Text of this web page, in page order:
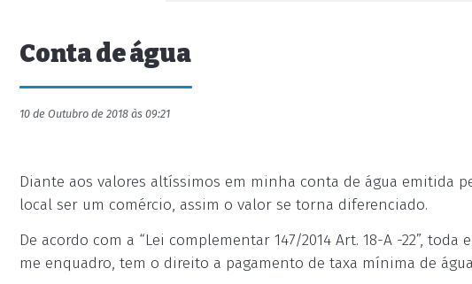
Conta de água
10 de Outubro de 2018 às 09:21
Diante aos valores altíssimos em minha conta de água emitida
local ser um comércio, assim o valor se torna diferenciado.
De acordo com a “Lei complementar 147/2014 Art. 18-A -22”,
me enquadro, tem o direito a pagamento de taxa mínima de